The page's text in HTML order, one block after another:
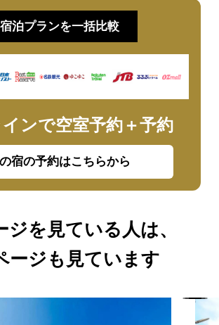
泊プランを一括比較
ンで空室予約＋予約
宿の予約はこちらから
ジを見ている人は、
ージも見ています